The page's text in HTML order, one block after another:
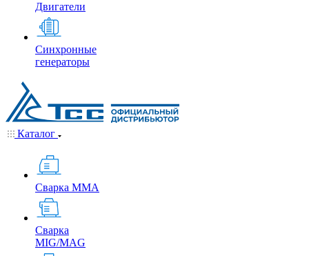
Двигатели
Синхронные
генераторы
Каталог
Сварка MMA
Сварка
MIG/MAG